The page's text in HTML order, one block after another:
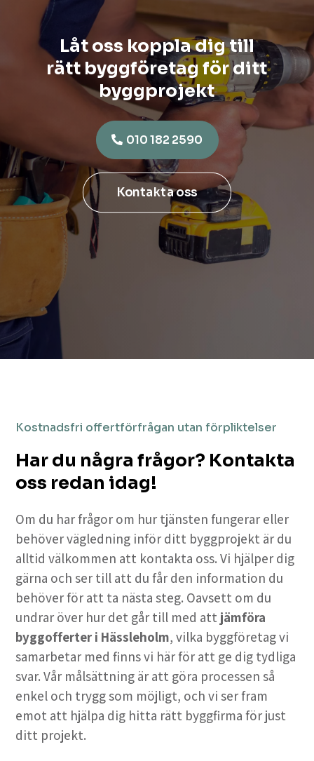
Låt oss koppla dig till
rätt byggföretag för ditt
byggprojekt
010 182 2590
Kontakta oss
Kostnadsfri offertförfrågan utan förpliktelser
Har du några frågor? Kontakta
oss redan idag!
Om du har frågor om hur tjänsten fungerar eller
behöver vägledning inför ditt byggprojekt är du
alltid välkommen att kontakta oss. Vi hjälper dig
gärna och ser till att du får den information du
behöver för att ta nästa steg. Oavsett om du
undrar över hur det går till med att jämföra
byggofferter i Hässleholm, vilka byggföretag vi
samarbetar med finns vi här för att ge dig tydliga
svar. Vår målsättning är att göra processen så
enkel och trygg som möjligt, och vi ser fram
emot att hjälpa dig hitta rätt byggfirma för just
ditt projekt.